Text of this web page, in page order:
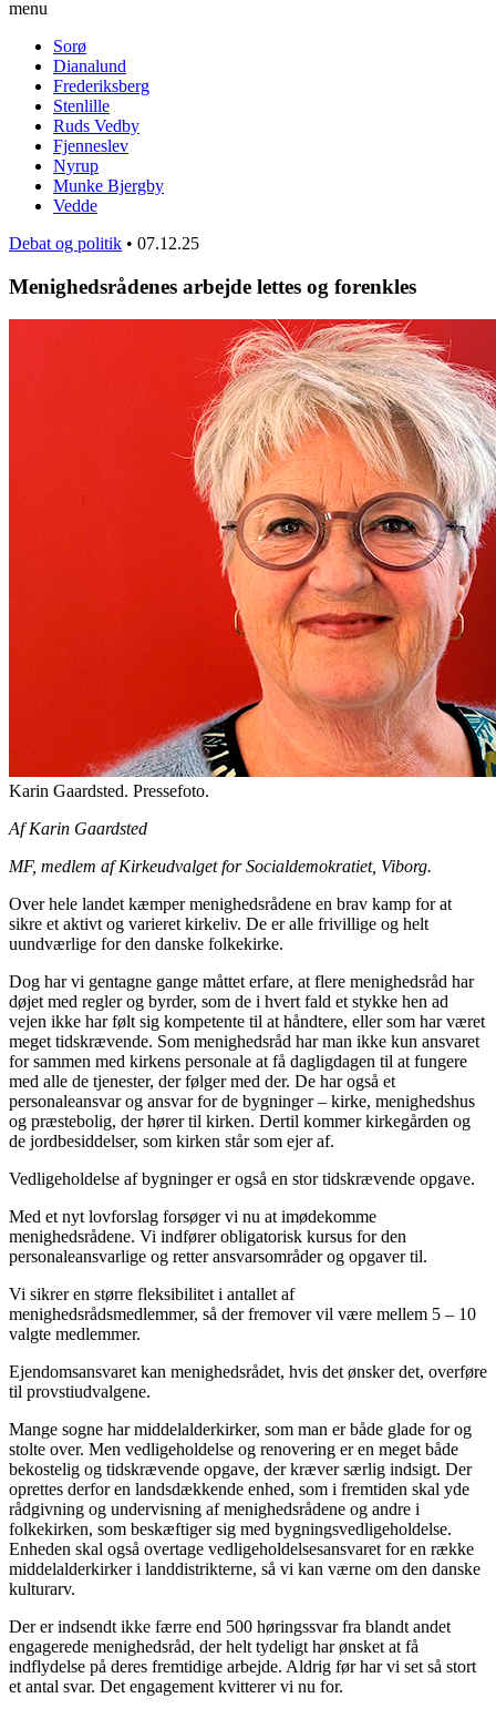
menu
Sorø
Dianalund
Frederiksberg
Stenlille
Ruds Vedby
Fjenneslev
Nyrup
Munke Bjergby
Vedde
Debat og politik • 07.12.25
Menighedsrådenes arbejde lettes og forenkles
Karin Gaardsted. Pressefoto.
Af Karin Gaardsted
MF, medlem af Kirkeudvalget for Socialdemokratiet, Viborg.
Over hele landet kæmper menighedsrådene en brav kamp for at
sikre et aktivt og varieret kirkeliv. De er alle frivillige og helt
uundværlige for den danske folkekirke.
Dog har vi gentagne gange måttet erfare, at flere menighedsråd har
døjet med regler og byrder, som de i hvert fald et stykke hen ad
vejen ikke har følt sig kompetente til at håndtere, eller som har været
meget tidskrævende. Som menighedsråd har man ikke kun ansvaret
for sammen med kirkens personale at få dagligdagen til at fungere
med alle de tjenester, der følger med der. De har også et
personaleansvar og ansvar for de bygninger – kirke, menighedshus
og præstebolig, der hører til kirken. Dertil kommer kirkegården og
de jordbesiddelser, som kirken står som ejer af.
Vedligeholdelse af bygninger er også en stor tidskrævende opgave.
Med et nyt lovforslag forsøger vi nu at imødekomme
menighedsrådene. Vi indfører obligatorisk kursus for den
personaleansvarlige og retter ansvarsområder og opgaver til.
Vi sikrer en større fleksibilitet i antallet af
menighedsrådsmedlemmer, så der fremover vil være mellem 5 – 10
valgte medlemmer.
Ejendomsansvaret kan menighedsrådet, hvis det ønsker det, overføre
til provstiudvalgene.
Mange sogne har middelalderkirker, som man er både glade for og
stolte over. Men vedligeholdelse og renovering er en meget både
bekostelig og tidskrævende opgave, der kræver særlig indsigt. Der
oprettes derfor en landsdækkende enhed, som i fremtiden skal yde
rådgivning og undervisning af menighedsrådene og andre i
folkekirken, som beskæftiger sig med bygningsvedligeholdelse.
Enheden skal også overtage vedligeholdelsesansvaret for en række
middelalderkirker i landdistrikterne, så vi kan værne om den danske
kulturarv.
Der er indsendt ikke færre end 500 høringssvar fra blandt andet
engagerede menighedsråd, der helt tydeligt har ønsket at få
indflydelse på deres fremtidige arbejde. Aldrig før har vi set så stort
et antal svar. Det engagement kvitterer vi nu for.